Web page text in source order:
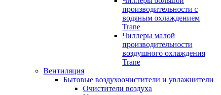
производительности с
водяным охлаждением
Trane
Чиллеры малой
производительности
воздушного охлаждения
Trane
Вентиляция
Бытовые воздухоочистители и увлажнители
Очистители воздуха